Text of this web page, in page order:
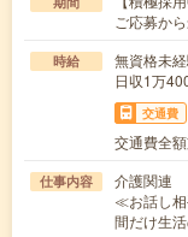
ご応募か
時給
無資格未
日収1万
交通費
交通費全
仕事内容
介護関連
≪お話し相
間だけ生